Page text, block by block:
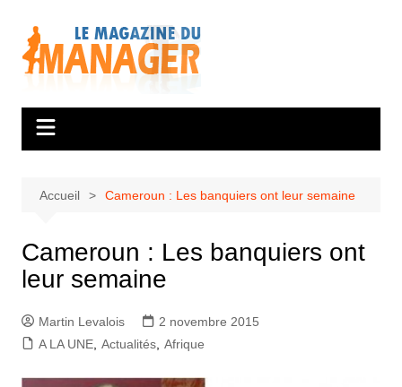
contenu
Accueil Cameroun : Les banquiers ont leur semaine
Cameroun : Les banquiers ont
leur semaine
Martin Levalois
2 novembre 2015
A LA UNE, Actualités, Afrique